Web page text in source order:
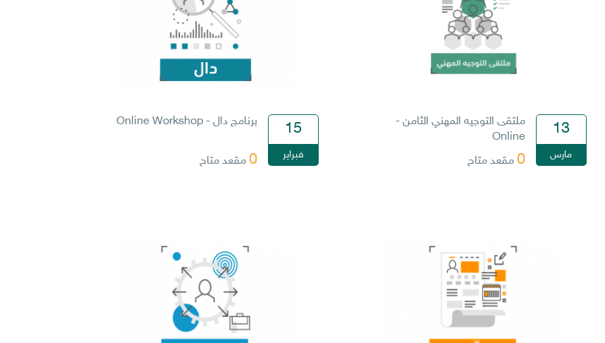
13
مارس
ملتقى التوجيه المهني الثامن -
Online
0 مقعد متاح
15
فبراير
برنامج دال - Online Workshop
0 مقعد متاح